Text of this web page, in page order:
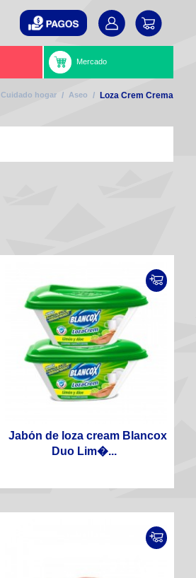
Mercado
Cuidado hogar / Aseo / Loza Crem Crema
Jabón de loza cream Blancox
Duo Lim�...